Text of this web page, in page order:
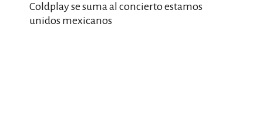
Coldplay se suma al concierto estamos
unidos mexicanos